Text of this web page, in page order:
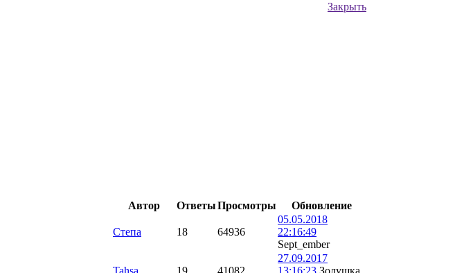
Закрыть
Автор ОтветыПросмотры
Обновление
Степа 18 64936
05.05.2018
22:16:49
Sept_ember
Tahsa 19 41082
27.09.2017
13:16:23 Золушка